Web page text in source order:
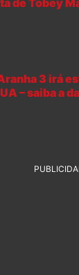
de Tobey
3 irá
– saiba a